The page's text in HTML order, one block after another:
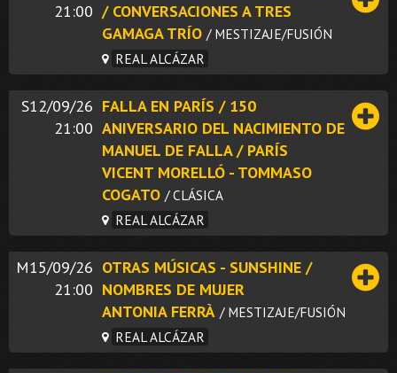
21:00 / CONVERSACIONES A TRES
GAMAGA TRÍO / MESTIZAJE/FUSIÓN
REAL ALCÁZAR
S12/09/26
21:00
FALLA EN PARÍS / 150
ANIVERSARIO DEL NACIMIENTO DE
MANUEL DE FALLA / PARÍS
VICENT MORELLÓ - TOMMASO
COGATO / CLÁSICA
REAL ALCÁZAR
M15/09/26
21:00
OTRAS MÚSICAS - SUNSHINE /
NOMBRES DE MUJER
ANTONIA FERRÀ / MESTIZAJE/FUSIÓN
REAL ALCÁZAR